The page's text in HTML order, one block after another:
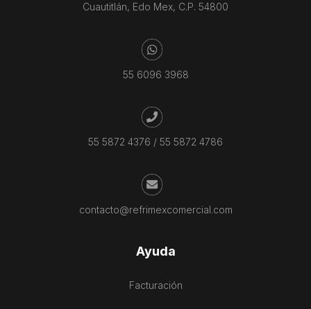
Cuautitlán, Edo Mex, C.P. 54800
55 6096 3968
55 5872 4376 / 55 5872 4786
contacto@refrimexcomercial.com
Ayuda
Facturación